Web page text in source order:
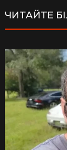
ЧИТАЙТЕ